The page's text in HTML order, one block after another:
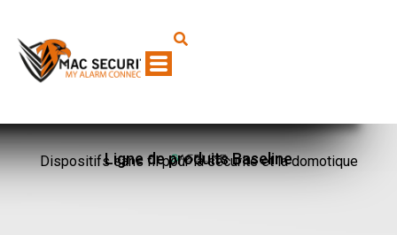
Ligne de produits Baseline
Dispositifs sans fil pour la sécurité et la domotique